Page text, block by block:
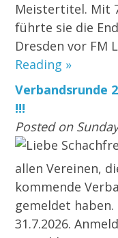
Meistertitel. Mit
führte sie die
Dresden vor FM
Reading »
Verbandsrunde
!!!
Posted on
Liebe
allen Vereinen,
kommende
gemeldet
31.7.2026.